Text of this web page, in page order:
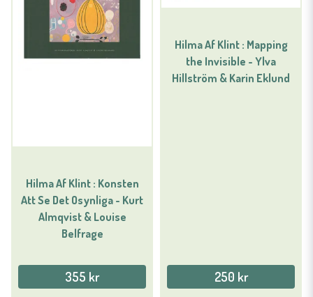
Hilma Af Klint : Konsten
Att Se Det Osynliga - Kurt
Almqvist & Louise
Belfrage
355 kr
Hilma Af Klint : Mapping
the Invisible - Ylva
Hillström & Karin Eklund
250 kr